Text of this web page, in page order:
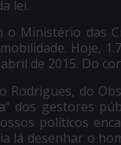
lei.
o Ministério das
Hoje,
de 2015. Do
Rodrigues, do
dos gestores
políticos
lá desenhar o